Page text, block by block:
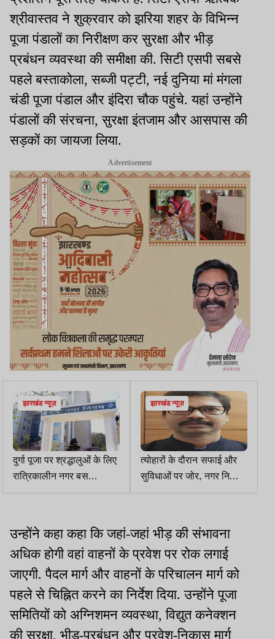
श्रीवास्तव ने शुक्रवार को झरिया शहर के विभिन्न
पूजा पंडालों का निरीक्षण कर सुरक्षा और भीड़
प्रबंधन व्यवस्था की समीक्षा की. सिटी एसपी सबसे
पहले बस्ताकोला, सब्जी पट्टी, नई दुनिया मां मंगला
चंडी पूजा पंडाल और इंदिरा चौक पहुंचे. यहां उन्होंने
पंडालों की संरचना, सुरक्षा इंतजाम और आसपास की
सड़कों का जायजा लिया.
Advertisement
झारखंड न्यूज़
दुर्गा पूजा पर श्रद्धालुओं के लिए
रात्रिकालीन नगर बस
सेवा होगी शुरू
झारखंड न्यूज़
त्योहारों के दौरान सफाई और
सुविधाओं पर जोर, नगर निकायों
को मिले निर्देश
उन्होंने कहा कहा कि जहां-जहां भीड़ की संभावना
अधिक होगी वहां वाहनों के प्रवेश पर रोक लगाई
जाएगी. पैदल मार्ग और वाहनों के परिचालन मार्ग को
पहले से चिह्नित करने का निर्देश दिया. उन्होंने पूजा
समितियों को अग्निशमन व्यवस्था, विद्युत कनेक्शन
की सुरक्षा, भीड़-प्रबंधन और प्रवेश-निकास मार्ग